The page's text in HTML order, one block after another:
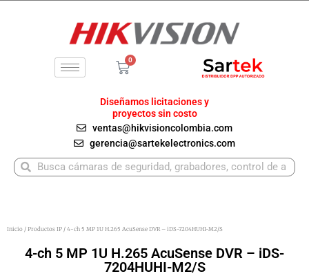
0
Carrito
Diseñamos licitaciones y
proyectos sin costo
ventas@hikvisioncolombia.com
gerencia@sartekelectronics.com
BuscarBuscar
Inicio / Productos IP / 4-ch 5 MP 1U H.265 AcuSense DVR – iDS-7204HUHI-M2/S
4-ch 5 MP 1U H.265 AcuSense DVR – iDS-
7204HUHI-M2/S